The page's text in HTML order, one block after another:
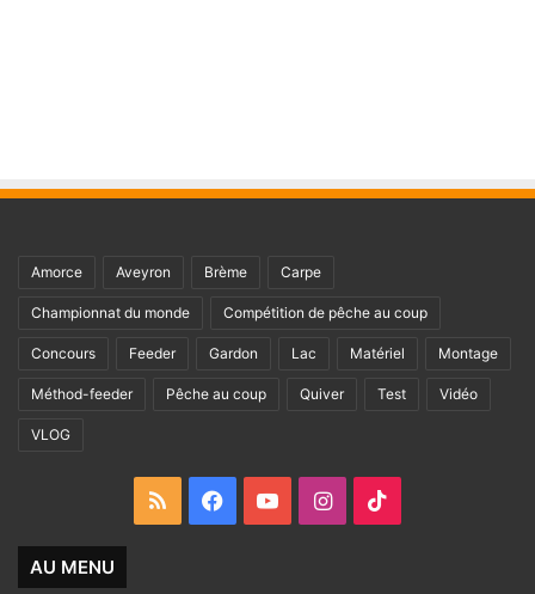
Amorce Aveyron Brème Carpe
Championnat du monde Compétition de pêche au coup
Concours Feeder Gardon Lac Matériel Montage
Méthod-feeder Pêche au coup Quiver Test Vidéo
VLOG
RSS FacebookYouTubeInstagram
AU MENU